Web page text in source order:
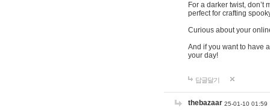
For a darker twist, don’t
perfect for crafting
Curious about your
And if you want to have
your day!
답글달기
thebazaar 25-01-10 01:59